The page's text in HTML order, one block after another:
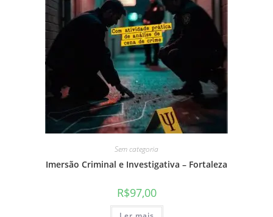
Sem categoria
Imersão Criminal e Investigativa – Fortaleza
R$97,00